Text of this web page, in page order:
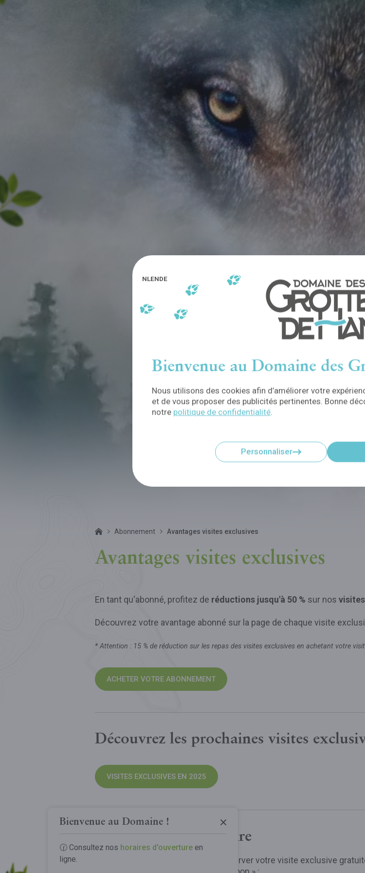
Abonnement Avantages visites exclusives
Avantages visites exclusives
En tant qu'abonné, profitez de réductions jusqu'à 50 % sur nos
Découvrez votre avantage abonné sur la page de chaque visite
* Attention : 15 % de réduction sur les repas des visites exclusives en achetant votre
ACHETER VOTRE ABONNEMENT
Découvrez les prochaines visites
VISITES EXCLUSIVES EN 2025
Réservation obligatoire
pour réserver votre visite exclusive
Bienvenue au Domaine !
🕜 Consultez nos horaires d'ouvertureen
ligne.
Bienvenue au Domaine des
Nous utilisons des cookies afin d’améliorer votre
et de vous proposer des publicités pertinentes. Bonne
notre politique de confidentialité.
NLENDE
Personnaliser